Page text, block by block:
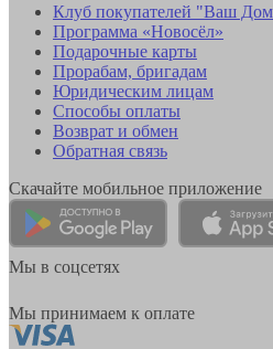
Клуб покупателей "Ваш
Программа «Новосёл»
Подарочные карты
Прорабам, бригадам
Юридическим лицам
Способы оплаты
Возврат и обмен
Обратная связь
Скачайте мобильное приложение
Мы в соцсетях
Мы принимаем к оплате